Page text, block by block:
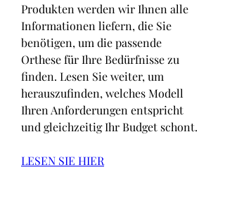
Produkten werden wir Ihnen alle
Informationen liefern, die Sie
benötigen, um die passende
Orthese für Ihre Bedürfnisse zu
finden. Lesen Sie weiter, um
herauszufinden, welches Modell
Ihren Anforderungen entspricht
und gleichzeitig Ihr Budget schont.
LESEN SIE HIER